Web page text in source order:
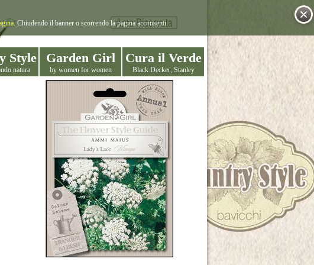
Style
natura
Garden Girl
by women for women
Cura il Verde
Black Decker, Stanley
. Chiudendo il banner o scorrendo la pagina acconsenti.